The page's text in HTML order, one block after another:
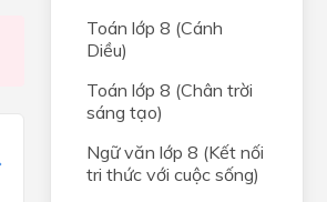
Toán lớp 8 (Cánh
Diều)
Toán lớp 8 (Chân trời
sáng tạo)
Ngữ văn lớp 8 (Kết nối
tri thức với cuộc sống)